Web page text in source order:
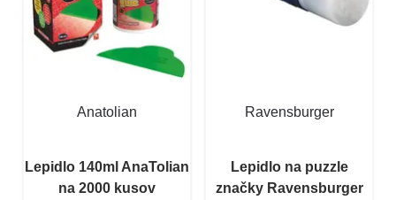
Anatolian
Lepidlo 140ml AnaTolian
na 2000 kusov
Ravensburger
Lepidlo na puzzle
značky Ravensburger